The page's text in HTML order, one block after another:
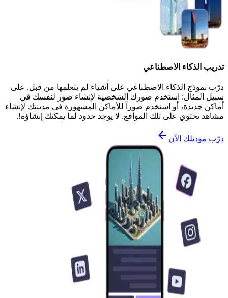
تدريب الذكاء الاصطناعي
درّب نموذج الذكاء الاصطناعي على أشياء لم يتعلمها من قبل. على
سبيل المثال: استخدم صورك الشخصية لإنشاء صور لنفسك في
أماكن جديدة، أو استخدم صوراً للأماكن المشهورة في مدينتك لإنشاء
مشاهد تحتوي على تلك المواقع. لا يوجد حدود لما يمكنك إنشاؤه!.
درّب موديلك الآن